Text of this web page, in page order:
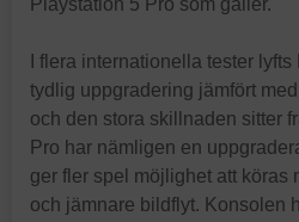
Playstation 5 Pro som gäller.
I flera internationella tester
tydlig uppgradering jämfört
och den stora skillnaden sitter
Pro har nämligen en
ger fler spel möjlighet att köras
och jämnare bildflyt. Konsolen